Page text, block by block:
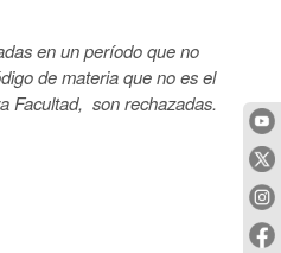
en un período que no
de materia que no es el
Facultad, son rechazadas.